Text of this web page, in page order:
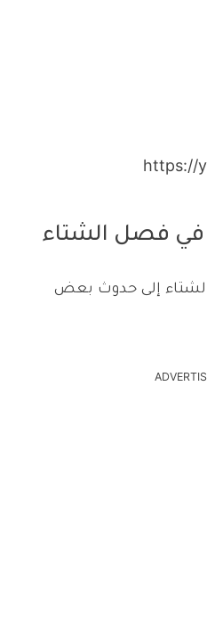
https://
في فصل الشتاء
إلى حدوث بعض